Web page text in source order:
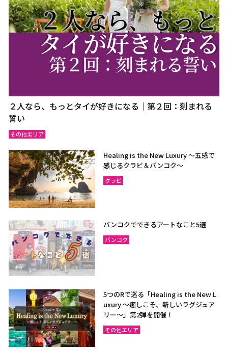
２人なら、もっとタイが好きになる｜第２回：刻まれる
誓い
その他エリア
Healing is the New Luxury ～五感で
感じるクラビ＆バンコク～
クラビ
バンコクでできるアートなこと5選
バンコク
5つのRで巡る「Healing is the New L
uxury ～癒しこそ、新しいラグジュア
リー〜」第2弾を開催！
その他エリア